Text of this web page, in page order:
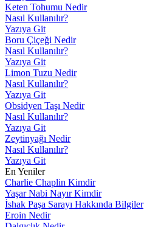
Keten Tohumu Nedir
Nasıl Kullanılır?
Yazıya Git
Boru Çiçeği Nedir
Nasıl Kullanılır?
Yazıya Git
Limon Tuzu Nedir
Nasıl Kullanılır?
Yazıya Git
Obsidyen Taşı Nedir
Nasıl Kullanılır?
Yazıya Git
Zeytinyağı Nedir
Nasıl Kullanılır?
Yazıya Git
En Yeniler
Charlie Chaplin Kimdir
Yaşar Nabi Nayır Kimdir
İshak Paşa Sarayı Hakkında Bilgiler
Eroin Nedir